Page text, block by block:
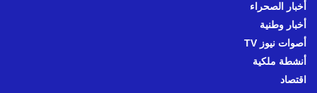
أخبار الصحراء
أخبار وطنية
أصوات نيوز TV
أنشطة ملكية
اقتصاد